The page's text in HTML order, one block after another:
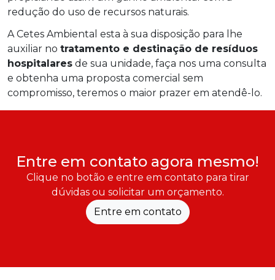
redução do uso de recursos naturais.
A Cetes Ambiental esta à sua disposição para lhe
auxiliar no tratamento e destinação de resíduos
hospitalares de sua unidade, faça nos uma consulta
e obtenha uma proposta comercial sem
compromisso, teremos o maior prazer em atendê-lo.
Entre em contato agora mesmo!
Clique no botão e entre em contato para tirar
dúvidas ou solicitar um orçamento.
Entre em contato